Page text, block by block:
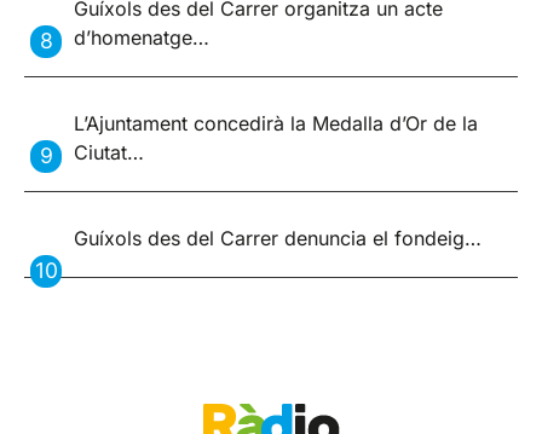
Guíxols des del Carrer organitza un acte
d’homenatge…
L’Ajuntament concedirà la Medalla d’Or de la
Ciutat…
Guíxols des del Carrer denuncia el fondeig…